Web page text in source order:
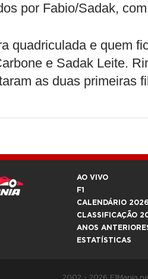
por Fabio/Sadak,
quadriculada e quem
e Sadak Leite.
as duas primeiras
AO VIVO
F1
CALENDÁRIO 2026
CLASSIFICAÇÃO
ANOS
ESTATÍSTICAS
2002 - 2026